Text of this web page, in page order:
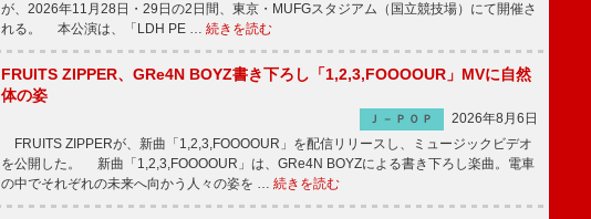
が、2026年11月28日・29日の2日間、東京・MUFGスタジアム（国立競技場）にて開催さ
れる。 本公演は、「LDH PE … 続きを読む
FRUITS ZIPPER、GRe4N BOYZ書き下ろし「1,2,3,FOOOOUR」MVに自然
体の姿
Ｊ－ＰＯＰ
2026年8月6日
FRUITS ZIPPERが、新曲「1,2,3,FOOOOUR」を配信リリースし、ミュージックビデオ
を公開した。 新曲「1,2,3,FOOOOUR」は、GRe4N BOYZによる書き下ろし楽曲。電車
の中でそれぞれの未来へ向かう人々の姿を … 続きを読む